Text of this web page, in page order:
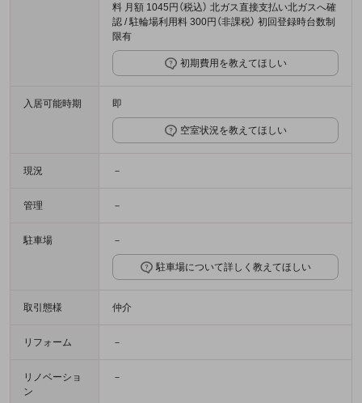
料 月額 1045円（税込） 北ガス直接支払い北ガスへ確
認 / 駐輪場利用料 300円（非課税） 初回登録時台数制
限有
初期費用を教えてほしい
入居可能時期 即
空室状況を教えてほしい
現況 －
管理 －
駐車場 －
駐車場について詳しく教えてほしい
取引態様 仲介
リフォーム －
リノベーショ
ン
－